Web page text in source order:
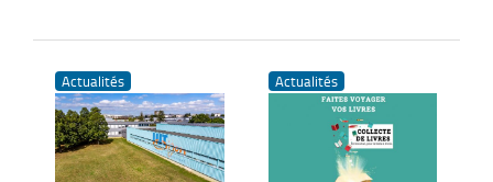
Actualités Actualités